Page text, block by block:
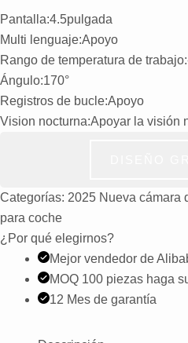
Pantalla:4.5pulgada
Multi lenguaje:Apoyo
Rango de temperatura de
Ángulo:170°
Registros de bucle:Apoyo
Vision nocturna:Apoyar la visión
Categorías: 2025 Nueva cámara
para coche
¿Por qué elegirnos?
Mejor vendedor de
MOQ 100 piezas haga
12 Mes de garantía